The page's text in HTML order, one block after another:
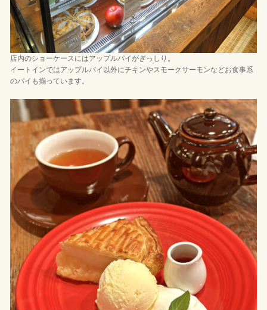
店内のショーケースにはアップルパイがぎっしり。
イートインではアップルパイ以外にチキンやスモークサーモンなどお食事系
のパイも揃っています。